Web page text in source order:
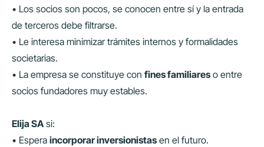
• Los socios son pocos, se conocen entre sí y la entrada
de terceros debe filtrarse.
• Le interesa minimizar trámites internos y formalidades
societarias.
• La empresa se constituye con fines familiareso entre
socios fundadores muy estables.
Elija SA si:
• Espera incorporar inversionistasen el futuro.